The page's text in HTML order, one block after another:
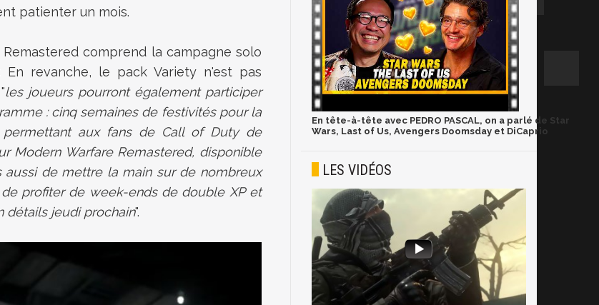
patienter un mois.
comprend la campagne solo
En revanche, le pack Variety n'est pas
les joueurs pourront également participer
: cinq semaines de festivités pour la
aux fans de Call of Duty de
Modern Warfare Remastered, disponible
de mettre la main sur de nombreux
profiter de week-ends de double XP et
détails jeudi prochain".
En tête-à-tête avec PEDRO PASCAL, on a parlé de Star
Wars, Last of Us, Avengers Doomsday et DiCaprio
LES VIDÉOS